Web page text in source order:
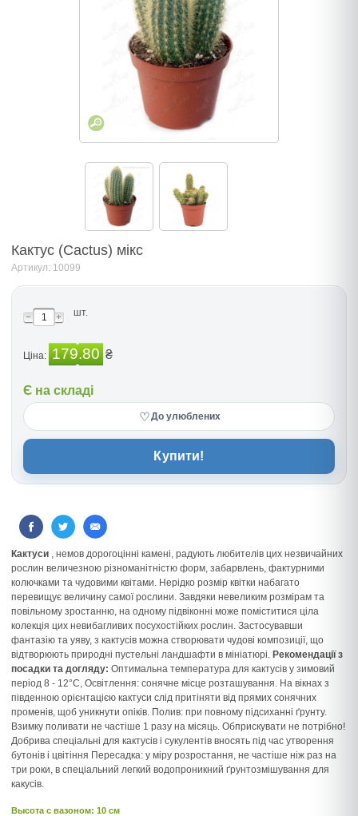
Кактус (Cactus) мікс
Артикул: 10099
шт.
Ціна: 179.80 ₴
Є на складі
♡До улюблених
Купити!
Кактуси , немов дорогоцінні камені, радують любителів цих незвичайних
рослин величезною різноманітністю форм, забарвлень, фактурними
колючками та чудовими квітами. Нерідко розмір квітки набагато
перевищує величину самої рослини. Завдяки невеликим розмірам та
повільному зростанню, на одному підвіконні може поміститися ціла
колекція цих невибагливих посухостійких рослин. Застосувавши
фантазію та уяву, з кактусів можна створювати чудові композиції, що
відтворюють природні пустельні ландшафти в мініатюрі. Рекомендації з
посадки та догляду: Оптимальна температура для кактусів у зимовий
період 8 - 12°C, Освітлення: сонячне місце розташування. На вікнах з
південною орієнтацією кактуси слід притіняти від прямих сонячних
променів, щоб уникнути опіків. Полив: при повному підсиханні ґрунту.
Взимку поливати не частіше 1 разу на місяць. Обприскувати не потрібно!
Добрива спеціальні для кактусів і сукулентів вносять під час утворення
бутонів і цвітіння Пересадка: у міру розростання, не частіше ніж раз на
три роки, в спеціальний легкий водопроникний ґрунтозмішування для
какусів.
Высота c вазоном: 10 см